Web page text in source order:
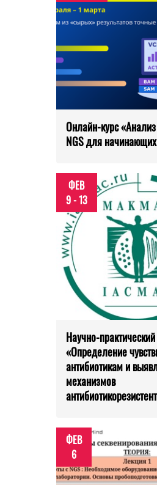
Онлайн-курс
NGS для
ФЕВ
9 - 13
Научно-
«Определение
антибиотикам и
механизмов
ФЕВ
6